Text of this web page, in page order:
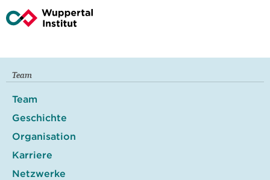
Team
Team
Geschichte
Organisation
Karriere
Netzwerke